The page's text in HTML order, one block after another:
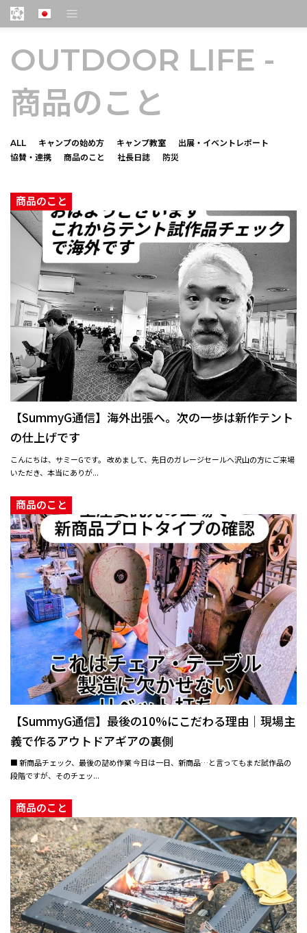
OUTDOOR LIFE -
商品のこと
ALL キャンプの始め方 キャンプ教室
出展・イベントレポート
協賛・連携
商品のこと 社長日誌 防災
商品のこと
【SummyG通信】海外出張へ。次の一歩は新作テント
の仕上げです
こんにちは、サミーGです。 改めまして、先日のガレージセールへ沢山の方にご来場
いただき、本当にありが...
商品のこと
【SummyG通信】最後の10%にこだわる理由｜現場主
義で作るアウトドアギアの裏側
■ 新商品チェック、最後の詰め作業 今日は一日、新商品…と言ってもまだ試作品の
段階ですが、そのチェッ...
商品のこと